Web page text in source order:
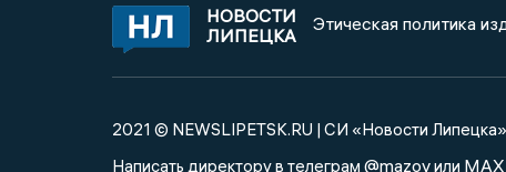
НОВОСТИ
ЛИПЕЦКА
Этическая политика
2021 © NEWSLIPETSK.RU | СИ «Новости Липецка»
Написать директору в телеграм @mazovили MAX